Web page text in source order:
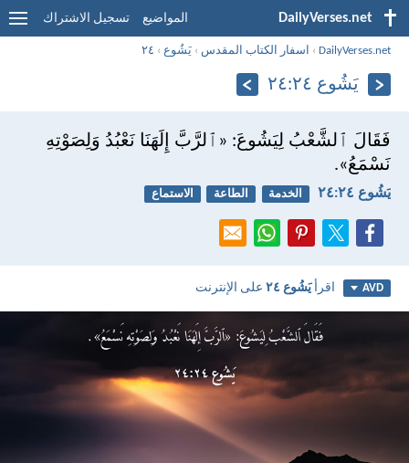
DailyVerses.net المواضيع تسجيل الاشتراك
DailyVerses.net
› اسفار الكتاب المقدس ›يَشُوع › ٢٤
يَشُوع ٢٤:‏٢٤
فَقَالَ ٱلشَّعْبُ لِيَشُوعَ: «ٱلرَّبَّ إِلَهَنَا نَعْبُدُ وَلِصَوْتِهِ
نَسْمَعُ».
يَشُوع ٢٤:‏٢٤ الخدمة الطاعة الاستماع
AVD اقرأيَشُوع ٢٤ على الإنترنت